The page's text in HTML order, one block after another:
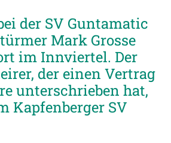
der SV Guntamatic
Mark Grosse
im Innviertel. Der
der einen Vertrag
unterschrieben hat,
Kapfenberger SV